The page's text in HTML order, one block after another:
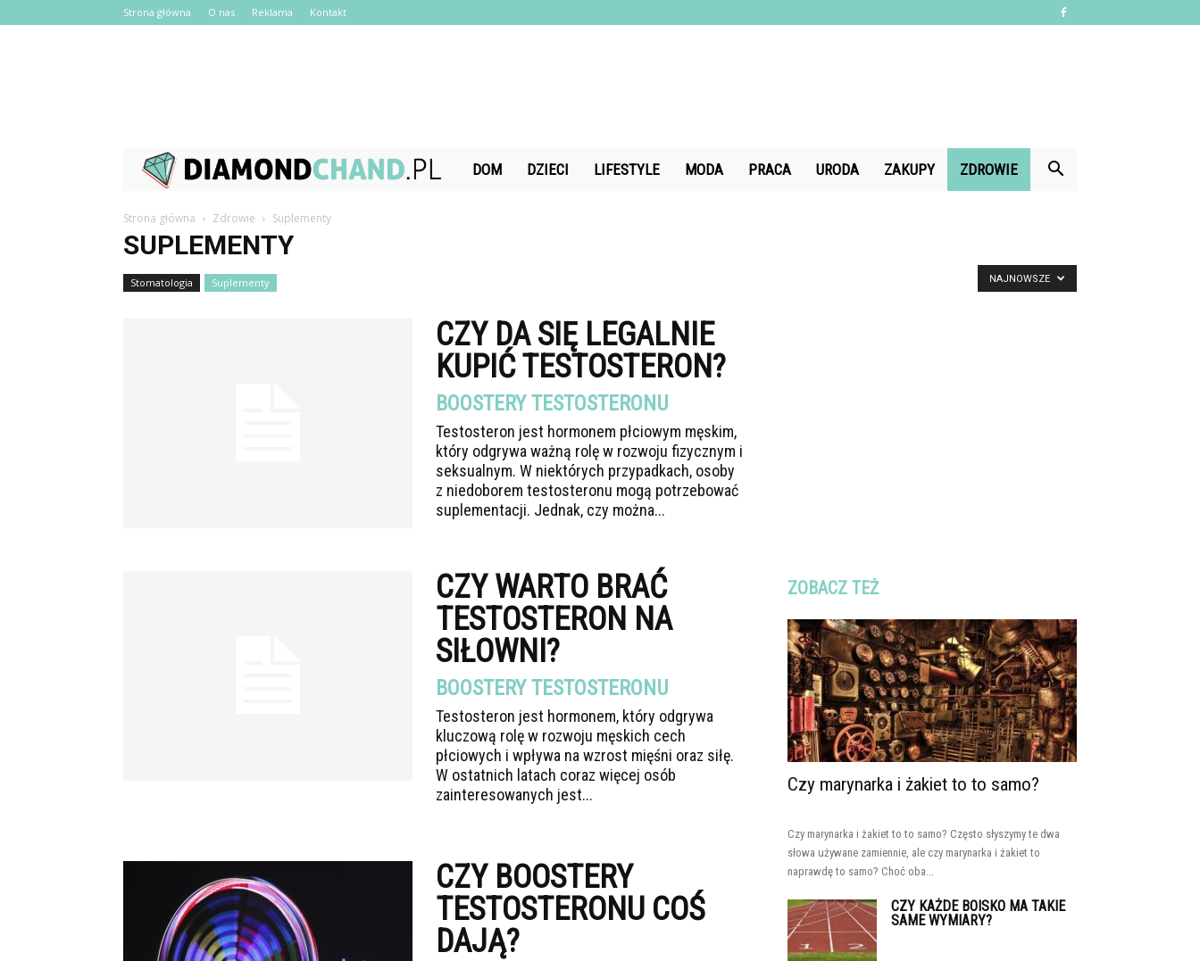
Strona główna O nas Reklama Kontakt
DiamondChand.pl
DOM DZIECI LIFESTYLE MODA PRACA URODA ZAKUPY ZDROWIE
Strona główna Zdrowie Suplementy
SUPLEMENTY
Stomatologia Suplementy NAJNOWSZE
CZY DA SIĘ LEGALNIE
KUPIĆ TESTOSTERON?
BOOSTERY TESTOSTERONU
Testosteron jest hormonem płciowym męskim,
który odgrywa ważną rolę w rozwoju fizycznym i
seksualnym. W niektórych przypadkach, osoby
z niedoborem testosteronu mogą potrzebować
suplementacji. Jednak, czy można...
CZY WARTO BRAĆ
TESTOSTERON NA
SIŁOWNI?
BOOSTERY TESTOSTERONU
Testosteron jest hormonem, który odgrywa
kluczową rolę w rozwoju męskich cech
płciowych i wpływa na wzrost mięśni oraz siłę.
W ostatnich latach coraz więcej osób
zainteresowanych jest...
CZY BOOSTERY
TESTOSTERONU COŚ
DAJĄ?
ZOBACZ TEŻ
Czy marynarka i żakiet to to samo?
Czy marynarka i żakiet to to samo? Często słyszymy te dwa
słowa używane zamiennie, ale czy marynarka i żakiet to
naprawdę to samo? Choć oba...
CZY KAŻDE BOISKO MA TAKIE
SAME WYMIARY?